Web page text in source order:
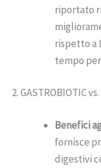
riportato
rispetto a
tempo
2. GASTROBIOTIC
Benefici
fornisce
digestivi